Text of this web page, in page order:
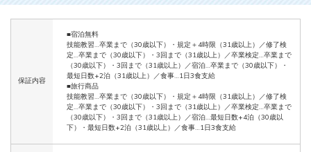
保証内容
■宿泊無料
技能教習…卒業まで（30歳以下）・規定＋4時限（31歳以上）／修了検
定…卒業まで（30歳以下）・3回まで（31歳以上）／卒業検定…卒業まで
（30歳以下）・3回まで（31歳以上）／宿泊…卒業まで（30歳以下）・
最短日数+2泊（31歳以上）／食事…1日3食支給
■旅行商品
技能教習…卒業まで（30歳以下）・規定＋4時限（31歳以上）／修了検
定…卒業まで（30歳以下）・3回まで（31歳以上）／卒業検定…卒業まで
（30歳以下）・3回まで（31歳以上）／宿泊…最短日数+4泊（30歳以
下）・最短日数+2泊（31歳以上）／食事…1日3食支給